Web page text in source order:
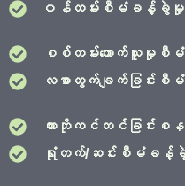
၀န်ထမ်းစီမံခန့်ခွဲမှု
စစ်တမ်းကောက်ယူမှုစီ
လစာတွက်ချက်ခြင်း
ကားဘိုကင်တင်ခြင်းစ
ရုံးတက်/ဆင်းစီမံခန့်